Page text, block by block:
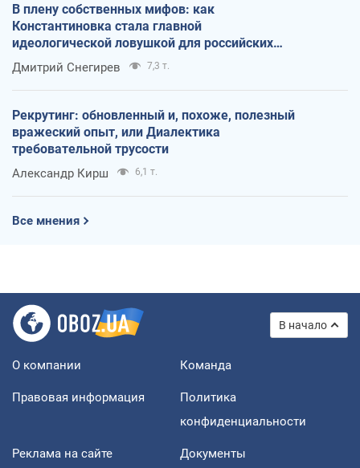
В плену собственных мифов: как
Константиновка стала главной
идеологической ловушкой для российских
оккупантов
Дмитрий Снегирев 7,3 т.
Рекрутинг: обновленный и, похоже, полезный
вражеский опыт, или Диалектика
требовательной трусости
Александр Кирш 6,1 т.
Все мнения
В начало
О компании Команда
Правовая информация
Политика
конфиденциальности
Реклама на сайте Документы